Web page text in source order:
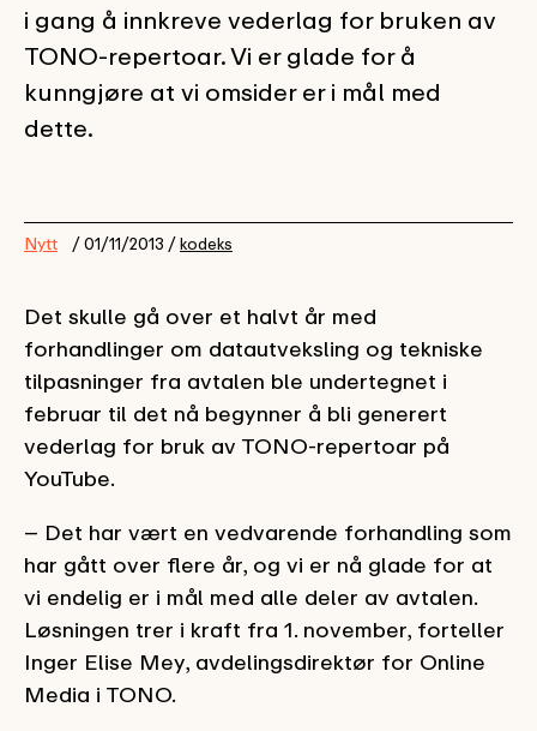
i gang å innkreve vederlag for bruken av
TONO-repertoar. Vi er glade for å
kunngjøre at vi omsider er i mål med
dette.
Nytt / 01/11/2013 /kodeks
Det skulle gå over et halvt år med
forhandlinger om datautveksling og tekniske
tilpasninger fra avtalen ble undertegnet i
februar til det nå begynner å bli generert
vederlag for bruk av TONO-repertoar på
YouTube.
– Det har vært en vedvarende forhandling som
har gått over flere år, og vi er nå glade for at
vi endelig er i mål med alle deler av avtalen.
Løsningen trer i kraft fra 1. november, forteller
Inger Elise Mey, avdelingsdirektør for Online
Media i TONO.